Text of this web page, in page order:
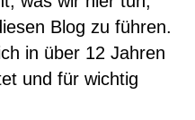
Blog zu führen.
in über 12 Jahren
und für wichtig